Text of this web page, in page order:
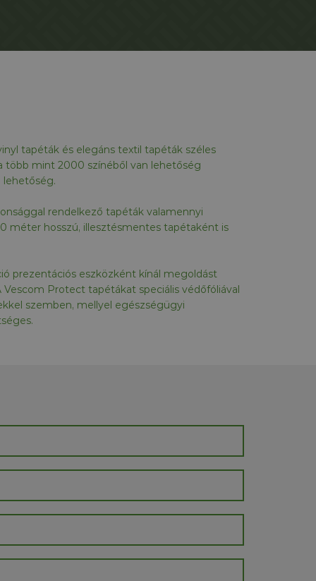
tapéták és elegáns textil tapéták széles
több mint 2000 színéből van lehetőség
lehetőség.
rendelkező tapéták valamennyi
méter hosszú, illesztésmentes tapétaként is
prezentációs eszközként kínál megoldást
Protect tapétákat speciális védőfóliával
szemben, mellyel egészségügyi